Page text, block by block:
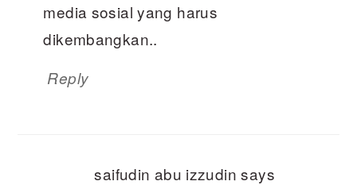
media sosial yang harus
dikembangkan..
Reply
saifudin abu izzudin says